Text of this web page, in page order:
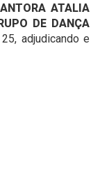
ATALIA
DE DANÇA
adjudicando e